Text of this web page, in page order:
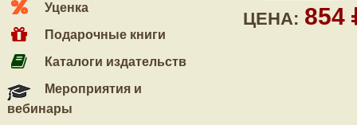
Уценка
Подарочные книги
Каталоги издательств
Мероприятия и
вебинары
ЦЕНА: 854